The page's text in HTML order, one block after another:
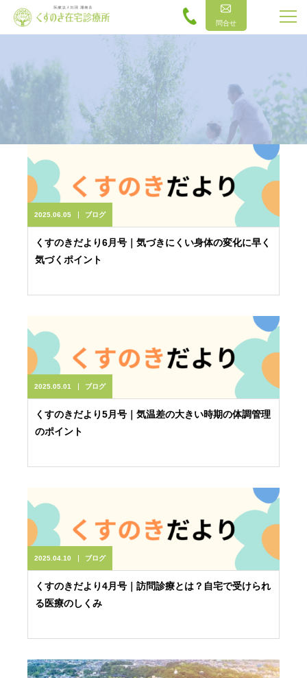
問合せ
2025.06.05 ブログ
くすのきだより6月号｜気づきにくい身体の変化に早く
気づくポイント
2025.05.01 ブログ
くすのきだより5月号｜気温差の大きい時期の体調管理
のポイント
2025.04.10 ブログ
くすのきだより4月号｜訪問診療とは？自宅で受けられ
る医療のしくみ